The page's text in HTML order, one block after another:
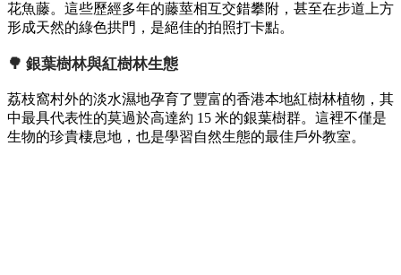
花魚藤。這些歷經多年的藤莖相互交錯攀附，甚至在步道上方
形成天然的綠色拱門，是絕佳的拍照打卡點。
🌳 銀葉樹林與紅樹林生態
荔枝窩村外的淡水濕地孕育了豐富的香港本地紅樹林植物，其
中最具代表性的莫過於高達約 15 米的銀葉樹群。這裡不僅是
生物的珍貴棲息地，也是學習自然生態的最佳戶外教室。